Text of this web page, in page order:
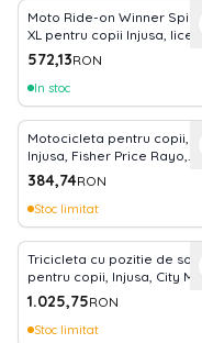
controlul vehiculului prin
către părinți.
Ergonomie și
(
ride-ons
), produsele
susține dezvoltarea
Case de Joacă și
la razele UV și
distracții privat.
Moto Ride-on Winner
XL pentru copii Injusa,
Marvel Studios, Spiderman,
ani+, Rosu cu Albastru
572,13RON
In stoc
Motocicleta pentru copii,
Injusa, Fisher Price Rayo,
licenta oficiala, 18 luni+, Alb
Verde
384,74RON
Stoc limitat
Tricicleta cu pozitie de
pentru copii, Injusa, City
maner parental, cadru din
aluminiu, 8 luni+, Alb cu
1.025,75RON
Stoc limitat